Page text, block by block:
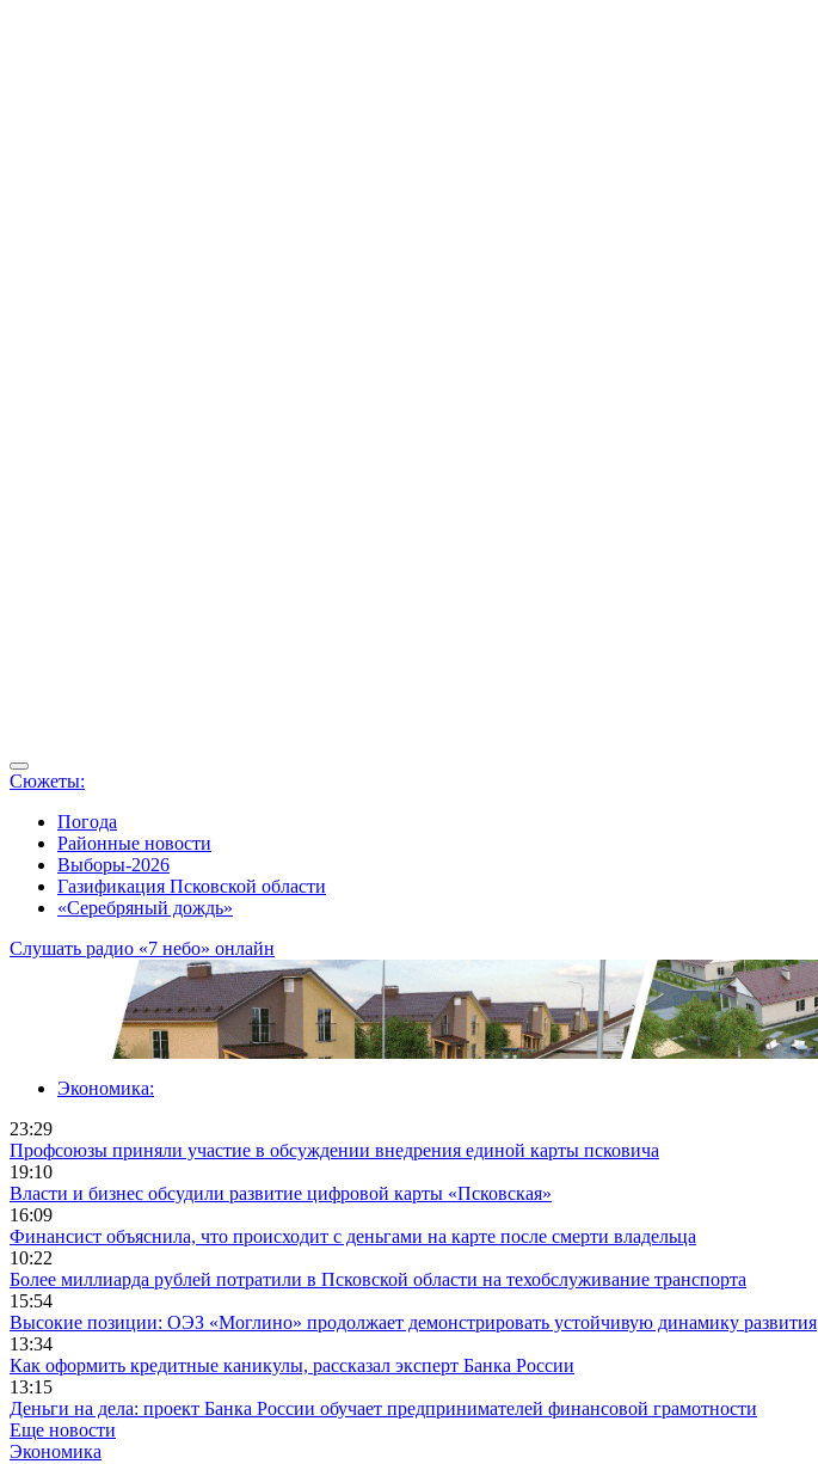
Сюжеты:
Погода
Районные новости
Выборы-2026
Газификация Псковской области
«Серебряный дождь»
Слушать радио «7 небо» онлайн
Экономика:
23:29
Профсоюзы приняли участие в обсуждении внедрения единой карты псковича
19:10
Власти и бизнес обсудили развитие цифровой карты «Псковская»
16:09
Финансист объяснила, что происходит с деньгами на карте после смерти владельца
10:22
Более миллиарда рублей потратили в Псковской области на техобслуживание транспорта
15:54
Высокие позиции: ОЭЗ «Моглино» продолжает демонстрировать устойчивую динамику развития
13:34
Как оформить кредитные каникулы, рассказал эксперт Банка России
13:15
Деньги на дела: проект Банка России обучает предпринимателей финансовой грамотности
Еще новости
Экономика